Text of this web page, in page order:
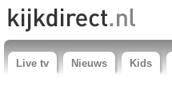
Live tv Nieuws Kids